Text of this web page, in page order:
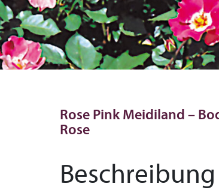
Rose Pink Meidiland –
Rose
Beschreibung